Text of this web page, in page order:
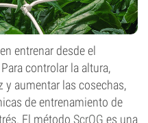
entrenar desde el
controlar la altura,
aumentar las cosechas,
de entrenamiento de
El método ScrOG es una